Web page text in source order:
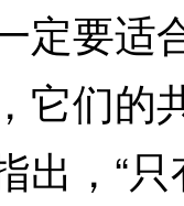
要适
它们的
出，“